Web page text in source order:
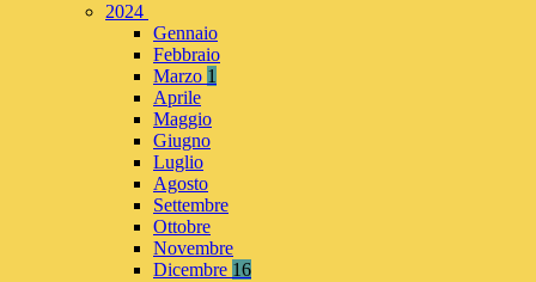
2024
Gennaio
Febbraio
Marzo 1
Aprile
Maggio
Giugno
Luglio
Agosto
Settembre
Ottobre
Novembre
Dicembre 16